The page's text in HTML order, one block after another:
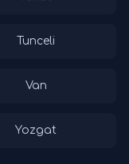
Tunceli
Van
Yozgat